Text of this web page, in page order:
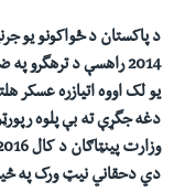
د پاکستان د ځواکونو یو
2014 راهسې د
یو لک اووه اتیازره عسکر
دغه جگړې ته بې پلوه
وزارت پينټاګان د کال 2016
دي دحقاني نيټ ورک په